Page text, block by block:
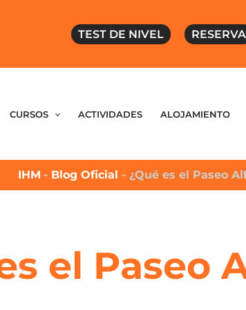
TEST DE NIVEL RESERVA
CURSOS ACTIVIDADES ALOJAMIENTO
IHM - Blog Oficial - ¿Qué es el Paseo
el Paseo